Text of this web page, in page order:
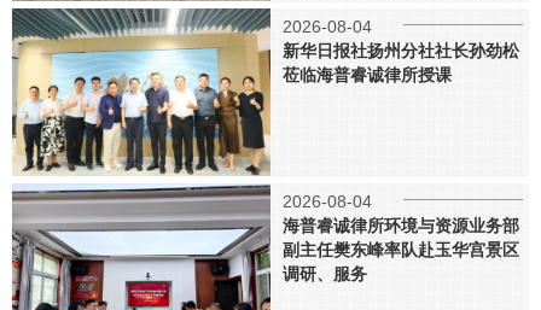
2026-08-04
新华日报社扬州分社社长孙劲松
莅临海普睿诚律所授课
2026-08-04
海普睿诚律所环境与资源业务部
副主任樊东峰率队赴玉华宫景区
调研、服务